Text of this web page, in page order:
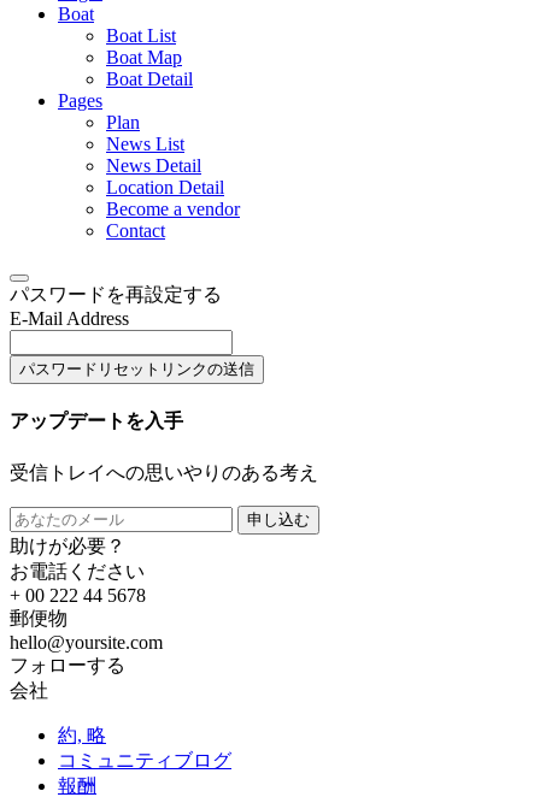
Boat
Boat List
Boat Map
Boat Detail
Pages
Plan
News List
News Detail
Location Detail
Become a vendor
Contact
パスワードを再設定する
E-Mail Address
パスワードリセットリンクの送信
アップデートを入手
受信トレイへの思いやりのある考え
申し込む
助けが必要？
お電話ください
+ 00 222 44 5678
郵便物
hello@yoursite.com
フォローする
会社
約, 略
コミュニティブログ
報酬